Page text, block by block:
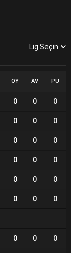
Lig Seçin
OY AV PU
0 0 0
0 0 0
0 0 0
0 0 0
0 0 0
0 0 0
0 0 0